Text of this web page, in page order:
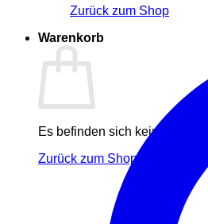
Zurück zum Shop
Warenkorb
Es befinden sich keine
Zurück zum Shop